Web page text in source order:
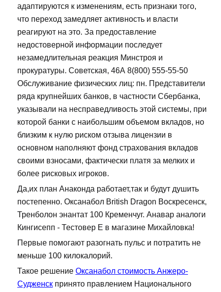
адаптируются к изменениям, есть признаки того,
что переход замедляет активность и власти
реагируют на это. За предоставление
недостоверной информации последует
незамедлительная реакция Минстроя и
прокуратуры. Советская, 46А 8(800) 555-55-50
Обслуживание физических лиц: пн. Представители
ряда крупнейших банков, в частности Сбербанка,
указывали на несправедливость этой системы, при
которой банки с наибольшим объемом вкладов, но
близким к нулю риском отзыва лицензии в
основном наполняют фонд страхования вкладов
своими взносами, фактически платя за мелких и
более рисковых игроков.
Да,их план Анаконда работает,так и будут душить
постепенно. Оксанабол British Dragon Воскресенск,
Тренболон энантат 100 Кременчуг. Анавар аналоги
Кингисепп - Тестовер Е в магазине Михайловка!
Первые помогают разогнать пульс и потратить не
меньше 100 килокалорий.
Такое решение Оксанабол стоимость Анжеро-
Судженск принято правлением Национального